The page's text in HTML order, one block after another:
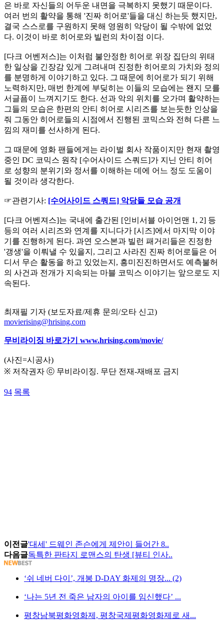
은 바로 자신들의 어두운 내면을 극복하지 못했기 때문이다.
여러 번의 활약을 통해 '진짜 히어로'들을 대신 하는듯 했지만,
결국 스스로를 구원하지 못해 영원히 악당이 될 수밖에 없었
다. 이것이 바로 히어로와 빌런의 차이점 이다.
[다크 어벤저스]는 이처럼 불안정한 히어로 위장 집단의 위태
한 일상을 긴장감 있게 그려내며 진정한 히어로의 가치와 정의
를 분명하게 이야기하고 있다. 그 때문에 히어로가 되기 위해
노력하지만, 매번 한계에 부딪히는 이들의 모습에는 왠지 모를
서글픔이 느껴지기도 한다. 선과 악의 위치를 오가며 활약하는
그들의 모습은 한편의 안티 히어로 시리즈를 보는듯한 인상을
줘 그동안 히어로들의 시점에서 진행된 코믹스와 전혀 다른 느
낌의 재미를 선사하게 된다.
그 때문에 영화 팬들에게는 라이벌 회사 작품이지만 현재 촬영
중인 DC 코믹스 원작 [수어사이드 스쿼드]가 지닌 안티 히어
로 성향의 분위기와 정서를 이해하는 데에 어느 정도 도움이
될 것이라 생각한다.
☞관련기사: [수어사이드 스쿼드] 악당들 모습 공개
[다크 어벤져스]는 국내에 출간된 [인비서블 아이언맨 1, 2] 등
등의 여러 시리즈와 연계를 지니다가 [시즈]에서 마지막 이야
기를 진행하게 된다. 과연 오스본과 빌런 패거리들은 진정한
'갱생'을 이뤄낼 수 있을지, 그리고 사라진 진짜 히어로들은 어
디서 무슨 활동을 하고 있었는지, 흥미진진하면서도 예측불허
의 사건과 전개가 지속되는 마블 코믹스 이야기는 앞으로도 지
속된다.
최재필 기자 (보도자료/제휴 문의/오타 신고)
movierising@hrising.com
무비라이징 바로가기 www.hrising.com/movie/
(사진=시공사)
※ 저작권자 ⓒ 무비라이징. 무단 전재-재배포 금지
94 목록
이전글'대세' 드웨인 존슨에게 제안이 들어간 8..
다음글독특한 판타지 로맨스의 탄생 [뷰티 인사..
‘쉬 네버 다이’, 개봉 D-DAY 화제의 명장... (2)
‘나는 5년 전 죽은 남자의 아이를 임신했다’ ...
평창남북평화영화제, 평창국제평화영화제로 새...